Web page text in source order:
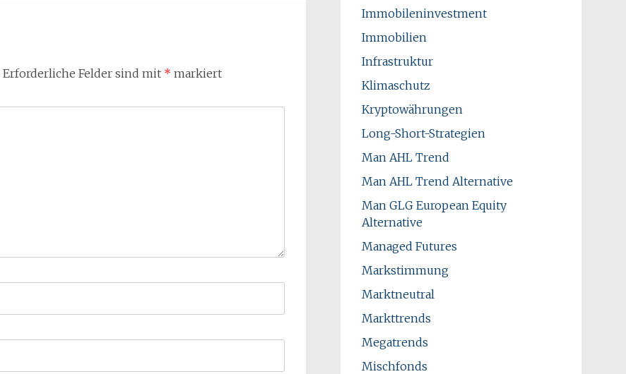
Erforderliche Felder sind mit * markiert
Immobileninvestment
Immobilien
Infrastruktur
Klimaschutz
Kryptowährungen
Long-Short-Strategien
Man AHL Trend
Man AHL Trend Alternative
Man GLG European Equity
Alternative
Managed Futures
Markstimmung
Marktneutral
Markttrends
Megatrends
Mischfonds